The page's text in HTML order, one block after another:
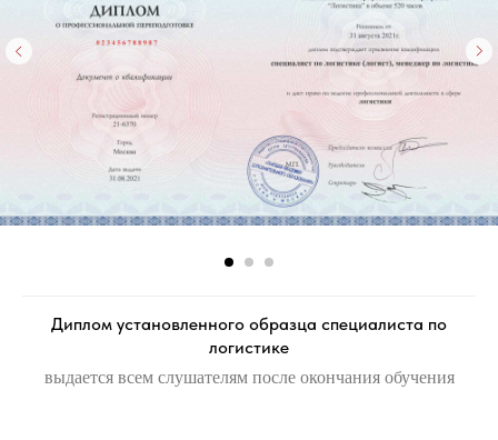
Диплом установленного образца специалиста по
логистике
выдается всем слушателям после окончания обучения